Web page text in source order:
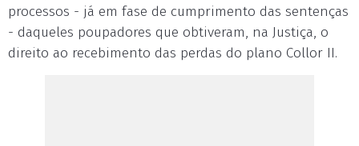
processos - já em fase de cumprimento das sentenças
- daqueles poupadores que obtiveram, na Justiça, o
direito ao recebimento das perdas do plano Collor II.